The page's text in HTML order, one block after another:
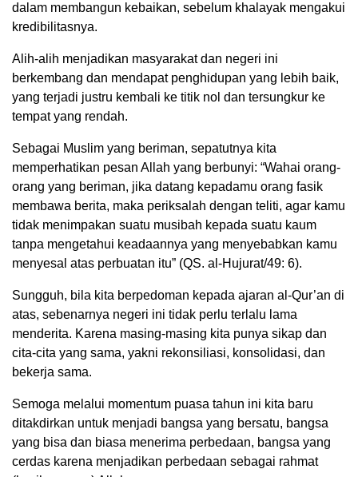
dalam membangun kebaikan, sebelum khalayak mengakui
kredibilitasnya.
Alih-alih menjadikan masyarakat dan negeri ini
berkembang dan mendapat penghidupan yang lebih baik,
yang terjadi justru kembali ke titik nol dan tersungkur ke
tempat yang rendah.
Sebagai Muslim yang beriman, sepatutnya kita
memperhatikan pesan Allah yang berbunyi: “Wahai orang-
orang yang beriman, jika datang kepadamu orang fasik
membawa berita, maka periksalah dengan teliti, agar kamu
tidak menimpakan suatu musibah kepada suatu kaum
tanpa mengetahui keadaannya yang menyebabkan kamu
menyesal atas perbuatan itu” (QS. al-Hujurat/49: 6).
Sungguh, bila kita berpedoman kepada ajaran al-Qur’an di
atas, sebenarnya negeri ini tidak perlu terlalu lama
menderita. Karena masing-masing kita punya sikap dan
cita-cita yang sama, yakni rekonsiliasi, konsolidasi, dan
bekerja sama.
Semoga melalui momentum puasa tahun ini kita baru
ditakdirkan untuk menjadi bangsa yang bersatu, bangsa
yang bisa dan biasa menerima perbedaan, bangsa yang
cerdas karena menjadikan perbedaan sebagai rahmat